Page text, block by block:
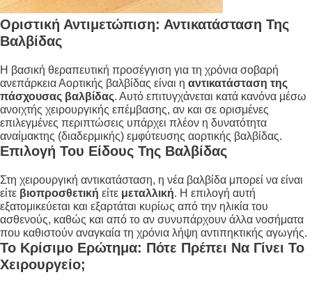
Οριστική Αντιμετώπιση: Αντικατάσταση Της
Βαλβίδας
Η βασική θεραπευτική προσέγγιση για τη χρόνια σοβαρή
ανεπάρκεια Αορτικής βαλβίδας είναι η αντικατάσταση της
πάσχουσας βαλβίδας. Αυτό επιτυγχάνεται κατά κανόνα μέσω
ανοιχτής χειρουργικής επέμβασης, αν και σε ορισμένες
επιλεγμένες περιπτώσεις υπάρχει πλέον η δυνατότητα
αναίμακτης (διαδερμικής) εμφύτευσης αορτικής βαλβίδας.
Επιλογή Του Είδους Της Βαλβίδας
Στη χειρουργική αντικατάσταση, η νέα βαλβίδα μπορεί να είναι
είτε βιοπροσθετική είτε μεταλλική. Η επιλογή αυτή
εξατομικεύεται και εξαρτάται κυρίως από την ηλικία του
ασθενούς, καθώς και από το αν συνυπάρχουν άλλα νοσήματα
που καθιστούν αναγκαία τη χρόνια λήψη αντιπηκτικής αγωγής.
Το Κρίσιμο Ερώτημα: Πότε Πρέπει Να Γίνει Το
Χειρουργείο;